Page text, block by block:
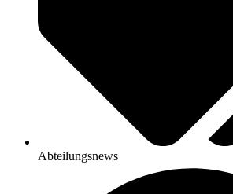
Abteilungsnews